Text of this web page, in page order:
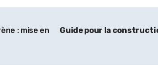
: mise en
Guide pour la